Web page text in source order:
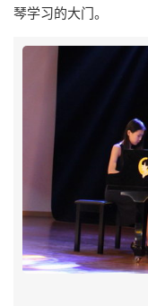
琴学习的大门。